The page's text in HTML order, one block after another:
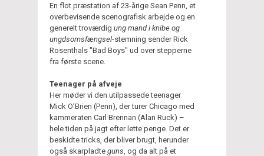
En flot præstation af 23-årige Sean Penn, et
overbevisende scenografisk arbejde og en
generelt troværdig ung mand i knibe og
ungdsomsfængsel-stemning sender Rick
Rosenthals "Bad Boys" ud over stepperne
fra første scene.
Teenager på afveje
Her møder vi den utilpassede teenager
Mick O'Brien (Penn), der turer Chicago med
kammeraten Carl Brennan (Alan Ruck) –
hele tiden på jagt efter lette penge. Det er
beskidte tricks, der bliver brugt, herunder
også skarpladte guns , og da alt på et